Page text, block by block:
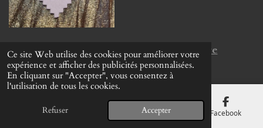
Ce site Web utilise des cookies pour améliorer votre
expérience et afficher des publicités personnalisées.
En cliquant sur "Accepter", vous consentez à
l'utilisation de tous les cookies.
Refuser Accepter
B.O créoles pierre
naturelle
13,00 €
Voir les détails
E-mail Carte Facebook